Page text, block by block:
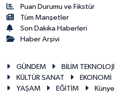
Puan Durumu ve Fikstür
Tüm Manşetler
Son Dakika Haberleri
Haber Arşivi
GÜNDEM BİLİM TEKNOLOJİ
KÜLTÜR SANAT
EKONOMİ
YAŞAM
EĞİTİM Künye